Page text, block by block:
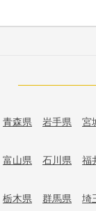
青森県 岩手県 宮
富山県 石川県 福
栃木県 群馬県 埼